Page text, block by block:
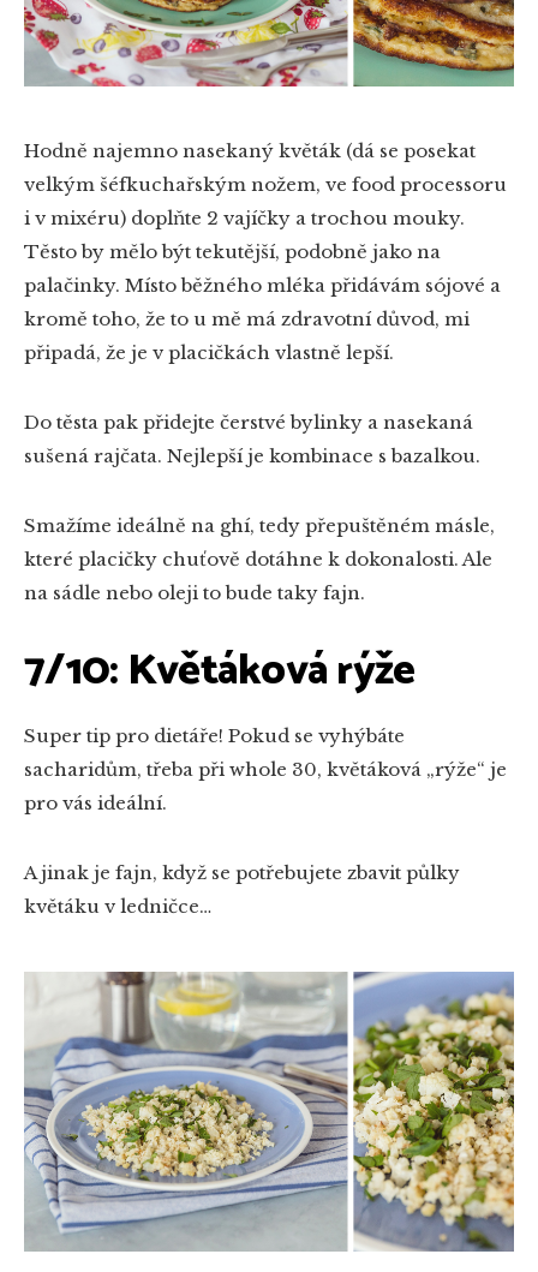
Hodně najemno nasekaný květák (dá se posekat
velkým šéfkuchařským nožem, ve food processoru
i v mixéru) doplňte 2 vajíčky a trochou mouky.
Těsto by mělo být tekutější, podobně jako na
palačinky. Místo běžného mléka přidávám sójové a
kromě toho, že to u mě má zdravotní důvod, mi
připadá, že je v placičkách vlastně lepší.
Do těsta pak přidejte čerstvé bylinky a nasekaná
sušená rajčata. Nejlepší je kombinace s bazalkou.
Smažíme ideálně na ghí, tedy přepuštěném másle,
které placičky chuťově dotáhne k dokonalosti. Ale
na sádle nebo oleji to bude taky fajn.
7/10: Květáková rýže
Super tip pro dietáře! Pokud se vyhýbáte
sacharidům, třeba při whole 30, květáková „rýže“ je
pro vás ideální.
A jinak je fajn, když se potřebujete zbavit půlky
květáku v ledničce…